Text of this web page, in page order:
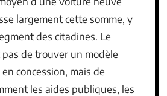
largement cette somme, y
des citadines. Le
pas de trouver un modèle
concession, mais de
les aides publiques, les